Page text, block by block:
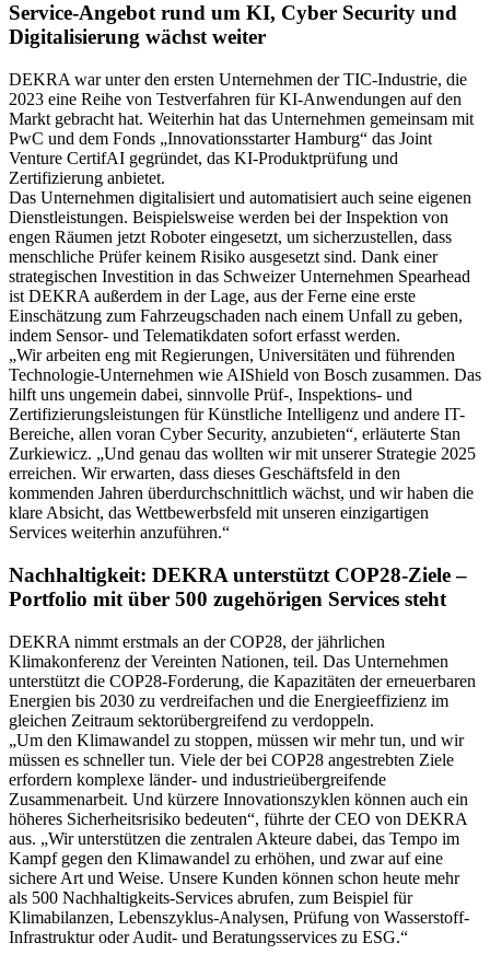
Service-Angebot rund um KI, Cyber Security und
Digitalisierung wächst weiter
DEKRA war unter den ersten Unternehmen der TIC-Industrie, die
2023 eine Reihe von Testverfahren für KI-Anwendungen auf den
Markt gebracht hat. Weiterhin hat das Unternehmen gemeinsam mit
PwC und dem Fonds „Innovationsstarter Hamburg“ das Joint
Venture CertifAI gegründet, das KI-Produktprüfung und
Zertifizierung anbietet.
Das Unternehmen digitalisiert und automatisiert auch seine eigenen
Dienstleistungen. Beispielsweise werden bei der Inspektion von
engen Räumen jetzt Roboter eingesetzt, um sicherzustellen, dass
menschliche Prüfer keinem Risiko ausgesetzt sind. Dank einer
strategischen Investition in das Schweizer Unternehmen Spearhead
ist DEKRA außerdem in der Lage, aus der Ferne eine erste
Einschätzung zum Fahrzeugschaden nach einem Unfall zu geben,
indem Sensor- und Telematikdaten sofort erfasst werden.
„Wir arbeiten eng mit Regierungen, Universitäten und führenden
Technologie-Unternehmen wie AIShield von Bosch zusammen. Das
hilft uns ungemein dabei, sinnvolle Prüf-, Inspektions- und
Zertifizierungsleistungen für Künstliche Intelligenz und andere IT-
Bereiche, allen voran Cyber Security, anzubieten“, erläuterte Stan
Zurkiewicz. „Und genau das wollten wir mit unserer Strategie 2025
erreichen. Wir erwarten, dass dieses Geschäftsfeld in den
kommenden Jahren überdurchschnittlich wächst, und wir haben die
klare Absicht, das Wettbewerbsfeld mit unseren einzigartigen
Services weiterhin anzuführen.“
Nachhaltigkeit: DEKRA unterstützt COP28-Ziele –
Portfolio mit über 500 zugehörigen Services steht
DEKRA nimmt erstmals an der COP28, der jährlichen
Klimakonferenz der Vereinten Nationen, teil. Das Unternehmen
unterstützt die COP28-Forderung, die Kapazitäten der erneuerbaren
Energien bis 2030 zu verdreifachen und die Energieeffizienz im
gleichen Zeitraum sektorübergreifend zu verdoppeln.
„Um den Klimawandel zu stoppen, müssen wir mehr tun, und wir
müssen es schneller tun. Viele der bei COP28 angestrebten Ziele
erfordern komplexe länder- und industrieübergreifende
Zusammenarbeit. Und kürzere Innovationszyklen können auch ein
höheres Sicherheitsrisiko bedeuten“, führte der CEO von DEKRA
aus. „Wir unterstützen die zentralen Akteure dabei, das Tempo im
Kampf gegen den Klimawandel zu erhöhen, und zwar auf eine
sichere Art und Weise. Unsere Kunden können schon heute mehr
als 500 Nachhaltigkeits-Services abrufen, zum Beispiel für
Klimabilanzen, Lebenszyklus-Analysen, Prüfung von Wasserstoff-
Infrastruktur oder Audit- und Beratungsservices zu ESG.“